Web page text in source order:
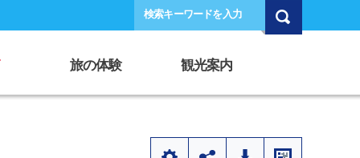
検索キーワードを入力
旅の体験 観光案内